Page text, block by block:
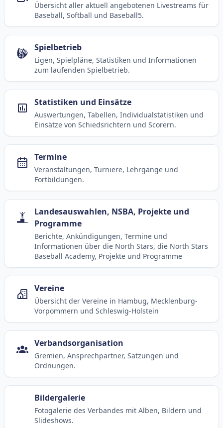
Übersicht aller aktuell angebotenen Livestreams für
Baseball, Softball und Baseball5.
Spielbetrieb
Ligen, Spielpläne, Statistiken und Informationen
zum laufenden Spielbetrieb.
Statistiken und Einsätze
Auswertungen, Tabellen, Individualstatistiken und
Einsätze von Schiedsrichtern und Scorern.
Termine
Veranstaltungen, Turniere, Lehrgänge und
Fortbildungen.
Landesauswahlen, NSBA, Projekte und
Programme
Berichte, Ankündigungen, Termine und
Informationen über die North Stars, die North Stars
Baseball Academy, Projekte und Programme
Vereine
Übersicht der Vereine in Hambug, Mecklenburg-
Vorpommern und Schleswig-Holstein
Verbandsorganisation
Gremien, Ansprechpartner, Satzungen und
Ordnungen.
Bildergalerie
Fotogalerie des Verbandes mit Alben, Bildern und
Slideshows.